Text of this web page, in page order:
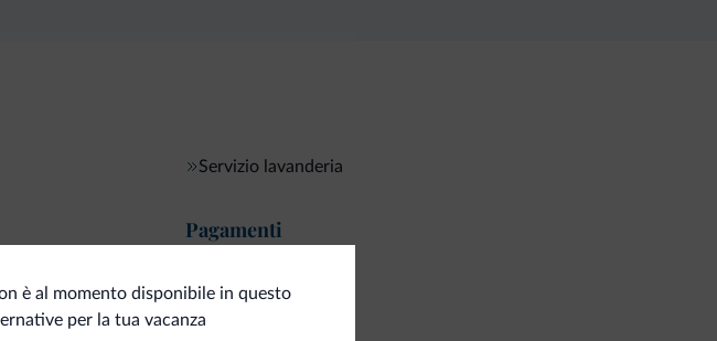
Servizio lavanderia
Pagamenti
è al momento disponibile in questo
per la tua vacanza